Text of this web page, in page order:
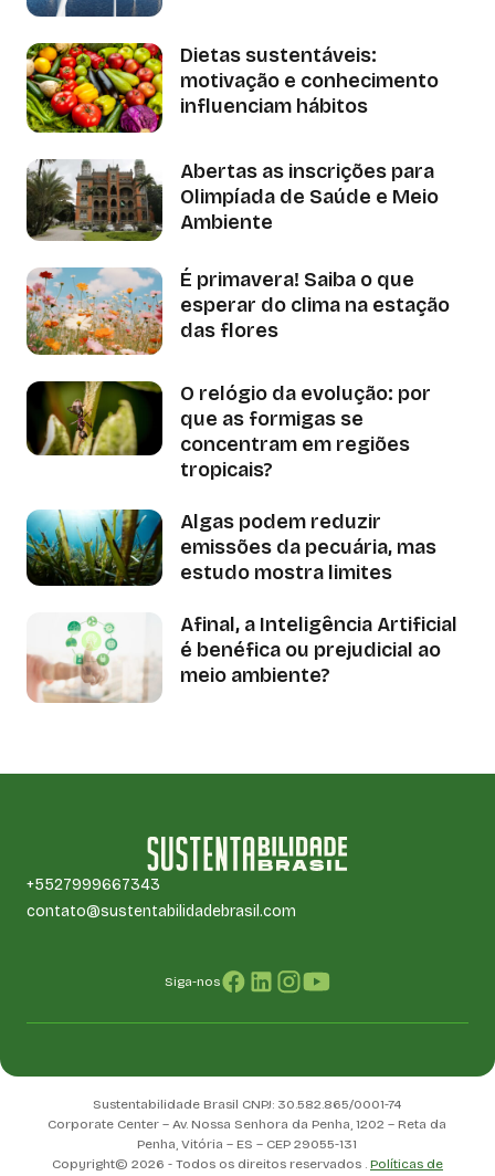
Dietas sustentáveis:
motivação e conhecimento
influenciam hábitos
Abertas as inscrições para
Olimpíada de Saúde e Meio
Ambiente
É primavera! Saiba o que
esperar do clima na estação
das flores
O relógio da evolução: por
que as formigas se
concentram em regiões
tropicais?
Algas podem reduzir
emissões da pecuária, mas
estudo mostra limites
Afinal, a Inteligência Artificial
é benéfica ou prejudicial ao
meio ambiente?
+5527999667343
contato@sustentabilidadebrasil.com
Siga-nos
Sustentabilidade Brasil CNPJ: 30.582.865/0001-74
Corporate Center – Av. Nossa Senhora da Penha, 1202 – Reta da
Penha, Vitória – ES – CEP 29055-131
Copyright© 2026 - Todos os direitos reservados . Políticas de